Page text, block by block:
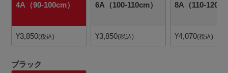
4A（90-100cm）
¥3,850 税込
6A（100-110cm）
¥3,850 税込
8A（110-
¥4,070 税込
ブラック